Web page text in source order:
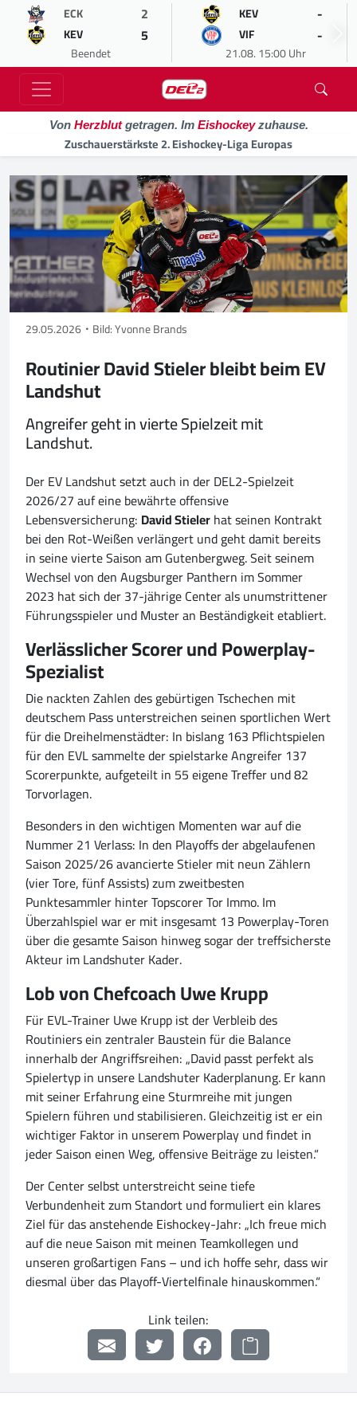
ECK 2
KEV 5
Beendet
KEV -
VIF -
21.08. 15:00 Uhr
Von Herzblutgetragen. Im Eishockeyzuhause.
Zuschauerstärkste 2. Eishockey-Liga Europas
29.05.2026 Bild: Yvonne Brands
Routinier David Stieler bleibt beim EV
Landshut
Angreifer geht in vierte Spielzeit mit
Landshut.
Der EV Landshut setzt auch in der DEL2-Spielzeit
2026/27 auf eine bewährte offensive
Lebensversicherung: David Stielerhat seinen Kontrakt
bei den Rot-Weißen verlängert und geht damit bereits
in seine vierte Saison am Gutenbergweg. Seit seinem
Wechsel von den Augsburger Panthern im Sommer
2023 hat sich der 37-jährige Center als unumstrittener
Führungsspieler und Muster an Beständigkeit etabliert.
Verlässlicher Scorer und Powerplay-
Spezialist
Die nackten Zahlen des gebürtigen Tschechen mit
deutschem Pass unterstreichen seinen sportlichen Wert
für die Dreihelmenstädter: In bislang 163 Pflichtspielen
für den EVL sammelte der spielstarke Angreifer 137
Scorerpunkte, aufgeteilt in 55 eigene Treffer und 82
Torvorlagen.
Besonders in den wichtigen Momenten war auf die
Nummer 21 Verlass: In den Playoffs der abgelaufenen
Saison 2025/26 avancierte Stieler mit neun Zählern
(vier Tore, fünf Assists) zum zweitbesten
Punktesammler hinter Topscorer Tor Immo. Im
Überzahlspiel war er mit insgesamt 13 Powerplay-Toren
über die gesamte Saison hinweg sogar der treffsicherste
Akteur im Landshuter Kader.
Lob von Chefcoach Uwe Krupp
Für EVL-Trainer Uwe Krupp ist der Verbleib des
Routiniers ein zentraler Baustein für die Balance
innerhalb der Angriffsreihen: „David passt perfekt als
Spielertyp in unsere Landshuter Kaderplanung. Er kann
mit seiner Erfahrung eine Sturmreihe mit jungen
Spielern führen und stabilisieren. Gleichzeitig ist er ein
wichtiger Faktor in unserem Powerplay und findet in
jeder Saison einen Weg, offensive Beiträge zu leisten.“
Der Center selbst unterstreicht seine tiefe
Verbundenheit zum Standort und formuliert ein klares
Ziel für das anstehende Eishockey-Jahr: „Ich freue mich
auf die neue Saison mit meinen Teamkollegen und
unseren großartigen Fans – und ich hoffe sehr, dass wir
diesmal über das Playoff-Viertelfinale hinauskommen.“
Link teilen: